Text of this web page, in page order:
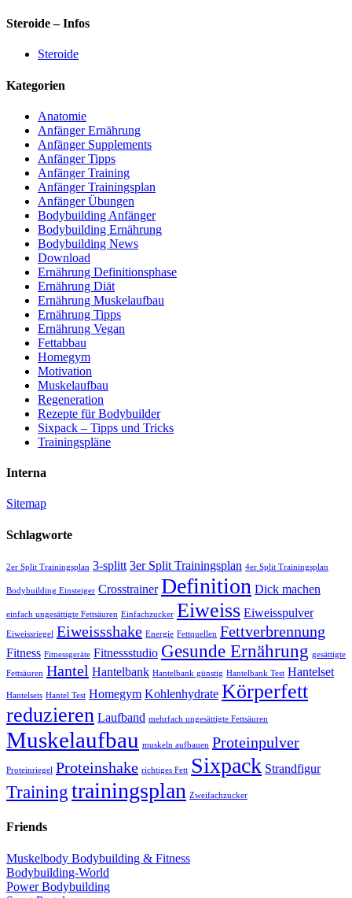
Steroide – Infos
Steroide
Kategorien
Anatomie
Anfänger Ernährung
Anfänger Supplements
Anfänger Tipps
Anfänger Training
Anfänger Trainingsplan
Anfänger Übungen
Bodybuilding Anfänger
Bodybuilding Ernährung
Bodybuilding News
Download
Ernährung Definitionsphase
Ernährung Diät
Ernährung Muskelaufbau
Ernährung Tipps
Ernährung Vegan
Fettabbau
Homegym
Motivation
Muskelaufbau
Regeneration
Rezepte für Bodybuilder
Sixpack – Tipps und Tricks
Trainingspläne
Interna
Sitemap
Schlagworte
2er Split Trainingsplan 3-splitt 3er Split Trainingsplan 4er Split Trainingsplan
Bodybuilding Einsteiger Crosstrainer Definition Dick machen
einfach ungesättigte Fettsäuren Einfachzucker Eiweiss Eiweisspulver
Eiweissriegel Eiweissshake Energie Fettquellen Fettverbrennung
Fitness Fitnessgeräte Fitnessstudio Gesunde Ernährung gesättigte
Fettsäuren Hantel Hantelbank Hantelbank günstig Hantelbank Test Hantelset
Hantelsets Hantel Test Homegym Kohlenhydrate Körperfett
reduzieren Laufband mehrfach ungesättigte Fettsäuren
Muskelaufbau muskeln aufbauen Proteinpulver
Proteinriegel Proteinshake richtiges Fett Sixpack Strandfigur
Trainingtrainingsplan Zweifachzucker
Friends
Muskelbody Bodybuilding & Fitness
Bodybuilding-World
Power Bodybuilding